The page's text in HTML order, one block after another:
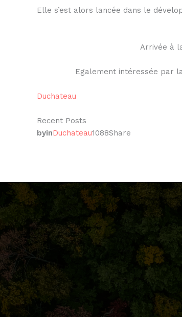
Elle s’est alors lancée dans le
Arrivée à
Egalement intéressée par la
Duchateau
Recent Posts
byinDuchateau1088Share